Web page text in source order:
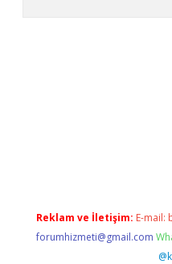
Reklam ve İletişim: E-mail:
forumhizmeti@gmail.com